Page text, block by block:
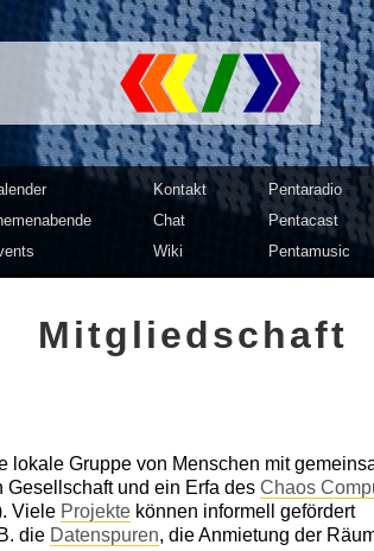
Club Dresden |
Kontakt
Chat
Wiki
Pentaradio
Pentacast
Pentamusic
Mitgliedschaft
lokale Gruppe von Menschen mit
Gesellschaft und ein Erfa des Chaos
Viele Projekte können informell gefördert
die Datenspuren, die Anmietung der